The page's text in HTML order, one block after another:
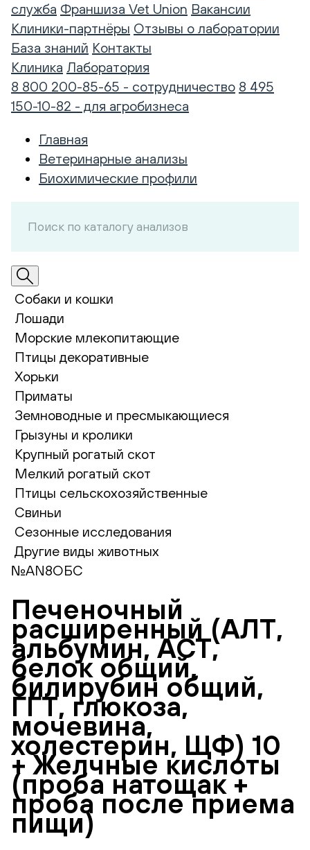
служба Франшиза Vet Union Вакансии
Клиники-партнёры Отзывы о лаборатории
База знаний Контакты
Клиника Лаборатория
8 800 200-85-65 - сотрудничество 8 495
150-10-82 - для агробизнеса
Главная
Ветеринарные анализы
Биохимические профили
Собаки и кошки
Лошади
Морские млекопитающие
Птицы декоративные
Хорьки
Приматы
Земноводные и пресмыкающиеся
Грызуны и кролики
Крупный рогатый скот
Мелкий рогатый скот
Птицы сельскохозяйственные
Свиньи
Сезонные исследования
Другие виды животных
№AN8ОБС
Печеночный
расширенный (АЛТ,
альбумин, АСТ,
белок общий,
билирубин общий,
ГГТ, глюкоза,
мочевина,
холестерин, ЩФ) 10
+ Желчные кислоты
(проба натощак +
проба после приема
пищи)